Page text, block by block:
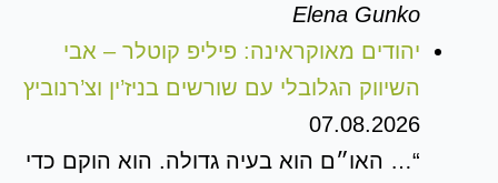
Elena Gunko
יהודים מאוקראינה: פיליפ קוטלר – אבי
השיווק הגלובלי עם שורשים בניז’ין וצ’רנוביץ
07.08.2026
“… האו״ם הוא בעיה גדולה. הוא הוקם כדי